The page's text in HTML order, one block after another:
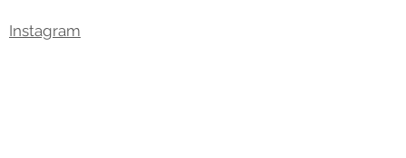
Instagram